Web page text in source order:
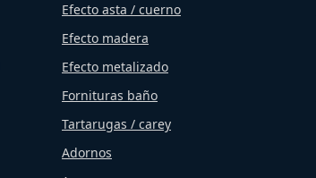
Efecto asta / cuerno
Efecto madera
Efecto metalizado
Fornituras baño
Tartarugas / carey
Adornos